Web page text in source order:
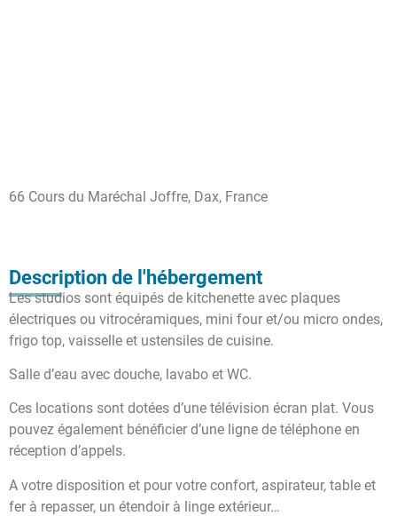
66 Cours du Maréchal Joffre, Dax, France
Description de l'hébergement
Les studios sont équipés de kitchenette avec plaques
électriques ou vitrocéramiques, mini four et/ou micro ondes,
frigo top, vaisselle et ustensiles de cuisine.
Salle d’eau avec douche, lavabo et WC.
Ces locations sont dotées d’une télévision écran plat. Vous
pouvez également bénéficier d’une ligne de téléphone en
réception d’appels.
A votre disposition et pour votre confort, aspirateur, table et
fer à repasser, un étendoir à linge extérieur…